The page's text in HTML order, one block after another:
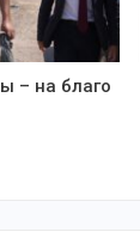
– на благо